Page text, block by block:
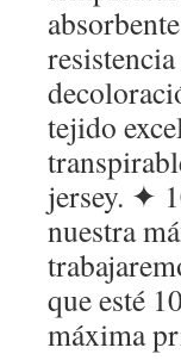
tejido
jersey. ✦
nuestra
que esté
máxima